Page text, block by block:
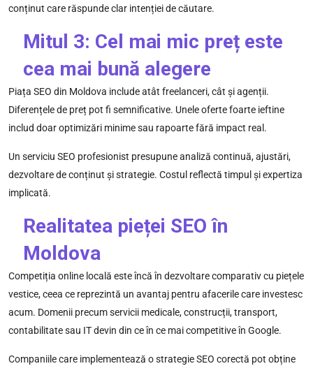
conținut care răspunde clar intenției de căutare.
Mitul 3: Cel mai mic preț este
cea mai bună alegere
Piața SEO din Moldova include atât freelanceri, cât și agenții.
Diferențele de preț pot fi semnificative. Unele oferte foarte ieftine
includ doar optimizări minime sau rapoarte fără impact real.
Un serviciu SEO profesionist presupune analiză continuă, ajustări,
dezvoltare de conținut și strategie. Costul reflectă timpul și expertiza
implicată.
Realitatea pieței SEO în
Moldova
Competiția online locală este încă în dezvoltare comparativ cu piețele
vestice, ceea ce reprezintă un avantaj pentru afacerile care investesc
acum. Domenii precum servicii medicale, construcții, transport,
contabilitate sau IT devin din ce în ce mai competitive în Google.
Companiile care implementează o strategie SEO corectă pot obține